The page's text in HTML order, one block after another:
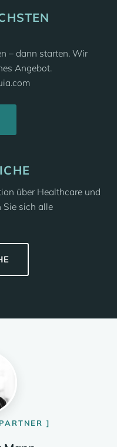
– dann starten. Wir
Angebot.
über Healthcare und
Sie sich alle